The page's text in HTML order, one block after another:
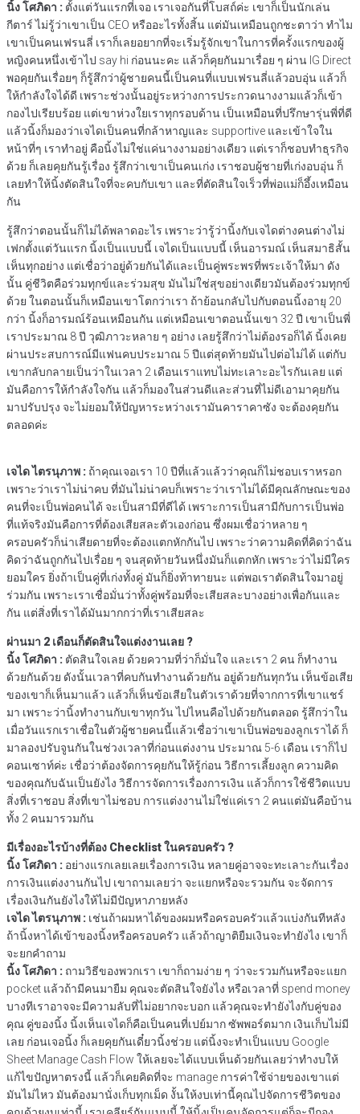
นิ้ง โศภิดา : ตั้งแต่วันแรกที่เจอ เราเจอกันที่โบสถ์ค่ะ เขาก็เป็นนักเล่น
กีตาร์ ไม่รู้ว่าเขาเป็น CEO หรืออะไรทั้งสิ้น แต่มันเหมือนถูกชะตาว่า ทำไม
เขาเป็นคนเฟรนลี่ เราก็เลยอยากที่จะเริ่มรู้จักเขาในการที่ครั้งแรกของผู้
หญิงคนหนึ่งเข้าไป say hi ก่อนนะคะ แล้วก็คุยกันมาเรื่อย ๆ ผ่าน IG Direct
พอคุยกันเรื่อยๆ ก็รู้สึกว่าผู้ชายคนนี้เป็นคนที่แบบเฟรนลี่แล้วอบอุ่น แล้วก็
ให้กำลังใจได้ดี เพราะช่วงนั้นอยู่ระหว่างการประกวดนางงามแล้วก็เข้า
กองไปเรียบร้อย แต่เขาห่วงใยเราทุกรอบด้าน เป็นเหมือนที่ปรึกษารุ่นพี่ที่ดี
แล้วนิ้งก็มองว่าเจไดเป็นคนที่กล้าหาญและ supportive และเข้าใจใน
หน้าที่ๆ เราทำอยู่ คือนิ้งไม่ใช่แค่นางงามอย่างเดียว แต่เราก็ชอบทำธุรกิจ
ด้วย ก็เลยคุยกันรู้เรื่อง รู้สึกว่าเขาเป็นคนเก่ง เราชอบผู้ชายที่เก่งอบอุ่น ก็
เลยทำให้นิ้งตัดสินใจที่จะคบกับเขา และที่ตัดสินใจเร็วที่พ่อแม่ก็อึ้งเหมือน
กัน
รู้สึกว่าตอนนั้นก็ไม่ได้พลาดอะไร เพราะว่ารู้ว่านิ้งกับเจไดต่างคนต่างไม่
เฟกตั้งแต่วันแรก นิ้งเป็นแบบนี้ เจไดเป็นแบบนี้ เห็นอารมณ์ เห็นสมาธิสั้น
เห็นทุกอย่าง แต่เชื่อว่าอยู่ด้วยกันได้และเป็นคู่พระพรที่พระเจ้าให้มา ดัง
นั้น คู่ชีวิตคือร่วมทุกข์และร่วมสุข มันไม่ใช่สุขอย่างเดียวมันต้องร่วมทุกข์
ด้วย ในตอนนั้นก็เหมือนเขาโตกว่าเรา ถ้าย้อนกลับไปกับตอนนิ้งอายุ 20
กว่า นิ้งก็อารมณ์ร้อนเหมือนกัน แต่เหมือนเขาตอนนั้นเขา 32 ปี เขาเป็นพี่
เราประมาณ 8 ปี วุฒิภาวะหลาย ๆ อย่าง เลยรู้สึกว่าไม่ต้องรอก็ได้ นิ้งเคย
ผ่านประสบการณ์มีแฟนคบประมาณ 5 ปีแต่สุดท้ายมันไปต่อไม่ได้ แต่กับ
เขากลับกลายเป็นว่าในเวลา 2 เดือนเราแทบไม่ทะเลาะอะไรกันเลย แต่
มันคือการให้กำลังใจกัน แล้วก็มองในส่วนดีและส่วนที่ไม่ดีเอามาคุยกัน
มาปรับปรุง จะไม่ยอมให้ปัญหาระหว่างเรามันคาราคาซัง จะต้องคุยกัน
ตลอดค่ะ
เจได ไตรนุภาพ : ถ้าคุณเจอเรา 10 ปีที่แล้วแล้วว่าคุณก็ไม่ชอบเราหรอก
เพราะว่าเราไม่น่าคบ ที่มันไม่น่าคบก็เพราะว่าเราไม่ได้มีคุณลักษณะของ
คนที่จะเป็นพ่อคนได้ จะเป็นสามีที่ดีได้ เพราะการเป็นสามีกับการเป็นพ่อ
ที่แท้จริงมันคือการที่ต้องเสียสละตัวเองก่อน ซึ่งผมเชื่อว่าหลาย ๆ
ครอบครัวก็น่าเสียดายที่จะต้องแตกหักกันไป เพราะว่าความคิดที่คิดว่าฉัน
คิดว่าฉันถูกกันไปเรื่อย ๆ จนสุดท้ายวันหนึ่งมันก็แตกหัก เพราะว่าไม่มีใคร
ยอมใคร ยิ่งถ้าเป็นคู่ที่เก่งทั้งคู่ มันก็ยิ่งท้าทายนะ แต่พอเราตัดสินใจมาอยู่
ร่วมกัน เพราะเราเชื่อมั่นว่าทั้งคู่พร้อมที่จะเสียสละบางอย่างเพื่อกันและ
กัน แต่สิ่งที่เราได้มันมากกว่าที่เราเสียสละ
ผ่านมา 2 เดือนก็ตัดสินใจแต่งงานเลย ?
นิ้ง โศภิดา : ตัดสินใจเลย ด้วยความที่ว่าก็มั่นใจ และเรา 2 คน ก็ทำงาน
ด้วยกันด้วย ดังนั้นเวลาที่คบกันทำงานด้วยกัน อยู่ด้วยกันทุกวัน เห็นข้อเสีย
ของเขาก็เห็นมาแล้ว แล้วก็เห็นข้อเสียในตัวเราด้วยที่จากการที่เขาแชร์
มา เพราะว่านิ้งทำงานกับเขาทุกวัน ไปไหนคือไปด้วยกันตลอด รู้สึกว่าใน
เมื่อวันแรกเราเชื่อในตัวผู้ชายคนนี้แล้วเชื่อว่าเขาเป็นพ่อของลูกเราได้ ก็
มาลองปรับจูนกันในช่วงเวลาที่ก่อนแต่งงาน ประมาณ 5-6 เดือน เราก็ไป
คอนเซาท์ค่ะ เชื่อว่าต้องจัดการคุยกันให้รู้ก่อน วิธีการเลี้ยงลูก ความคิด
ของคุณกับฉันเป็นยังไง วิธีการจัดการเรื่องการเงิน แล้วก็การใช้ชีวิตแบบ
สิ่งที่เราชอบ สิ่งที่เขาไม่ชอบ การแต่งงานไม่ใช่แค่เรา 2 คนแต่มันคือบ้าน
ทั้ง 2 คนมารวมกัน
มีเรื่องอะไรบ้างที่ต้อง Checklist ในครอบครัว ?
นิ้ง โศภิดา : อย่างแรกเลยเลยเรื่องการเงิน หลายคู่อาจจะทะเลาะกันเรื่อง
การเงินแต่งงานกันไป เขาถามเลยว่า จะแยกหรือจะรวมกัน จะจัดการ
เรื่องเงินกันยังไงให้ไม่มีปัญหาภายหลัง
เจได ไตรนุภาพ : เช่นถ้าผมหาได้ของผมหรือครอบครัวแล้วแบ่งกันทีหลัง
ถ้านิ้งหาได้เข้าของนิ้งหรือครอบครัว แล้วถ้าญาติยืมเงินจะทำยังไง เขาก็
จะยกคำถาม
นิ้ง โศภิดา : ถามวิธีของพวกเรา เขาก็ถามง่าย ๆ ว่าจะรวมกันหรือจะแยก
pocket แล้วถ้ามีคนมายืม คุณจะตัดสินใจยังไง หรือเวลาที่ spend money
บางทีเราอาจจะมีความลับที่ไม่อยากจะบอก แล้วคุณจะทำยังไงกับคู่ของ
คุณ คู่ของนิ้ง นิ้งเห็นเจไดก็คือเป็นคนที่เปย์มาก ซัพพอร์ตมาก เงินเก็บไม่มี
เลย ก่อนเจอนิ้ง ก็เลยคุยกันเดี๋ยวนิ้งช่วย แต่นิ้งจะทำเป็นแบบ Google
Sheet Manage Cash Flow ให้เลยจะได้แบบเห็นด้วยกันเลยว่าทำงบให้
แก้ไขปัญหาตรงนี้ แล้วก็เคยคิดที่จะ manage การค่าใช้จ่ายของเขาแต่
มันไม่ไหว มันต้องมานั่งเก็บทุกเม็ด งั้นให้งบเท่านี้คุณไปจัดการชีวิตของ